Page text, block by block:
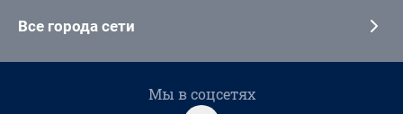
Все города сети
Мы в соцсетях